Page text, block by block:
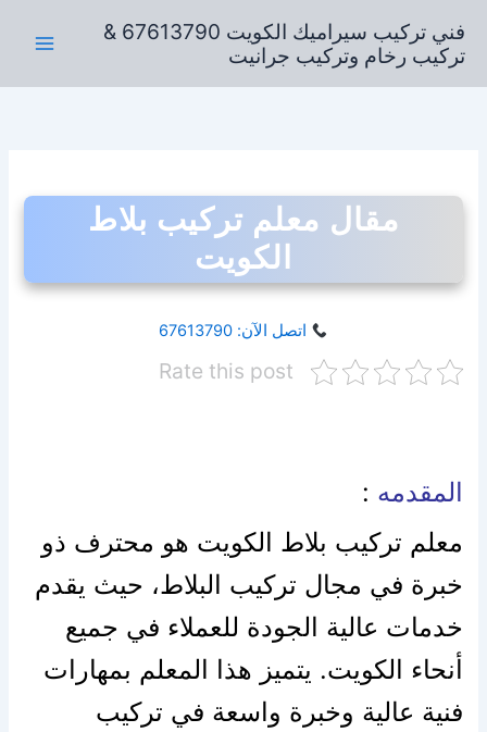
المحتوى
فني تركيب سيراميك الكويت 67613790 &
تركيب رخام وتركيب جرانيت
مقال معلم تركيب بلاط
الكويت
اتصل الآن: 67613790
Rate this post
المقدمه :
معلم تركيب بلاط الكويت هو محترف ذو
خبرة في مجال تركيب البلاط، حيث يقدم
خدمات عالية الجودة للعملاء في جميع
أنحاء الكويت. يتميز هذا المعلم بمهارات
فنية عالية وخبرة واسعة في تركيب